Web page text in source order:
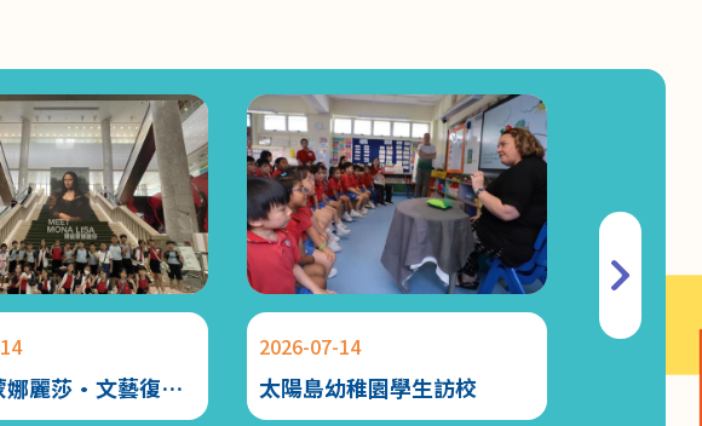
校簡介
2026-06-09
親子電影院．開心集合！
2026-06-04
Roaming Mic Challenge
2026-06-02
娜麗莎·文藝復興
2026-07-14
太陽島幼稚園學生訪校
2026-07-13